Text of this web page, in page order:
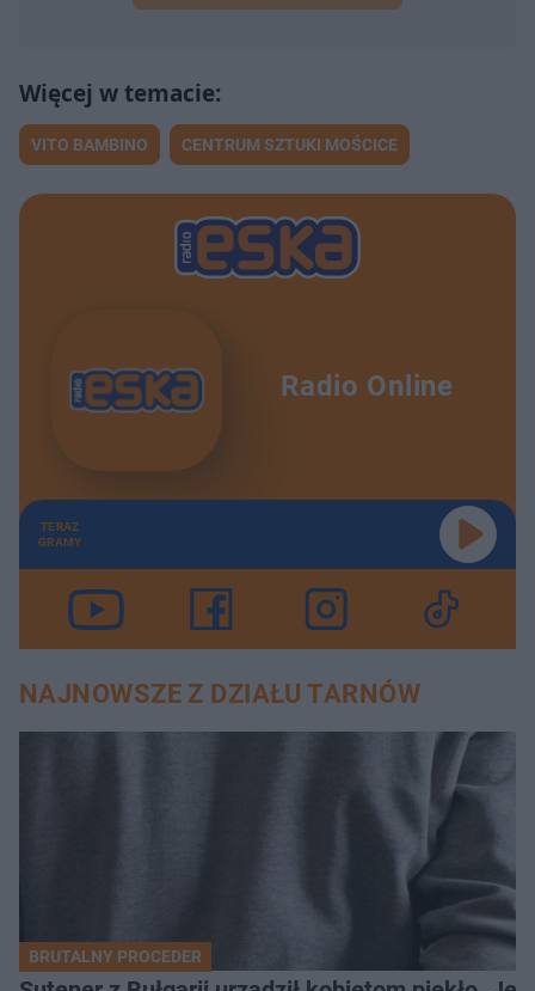
VITO BAMBINO CENTRUM SZTUKI MOŚCICE
Radio Online
TERAZ
GRAMY
NAJNOWSZE Z DZIAŁU TARNÓW
BRUTALNY PROCEDER